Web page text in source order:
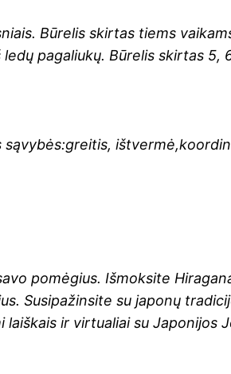
Būrelis skirtas tiems
pagaliukų. Būrelis skirtas 5,
pomėgius. Išmoksite
Susipažinsite su japonų
ir virtualiai su Japonijos